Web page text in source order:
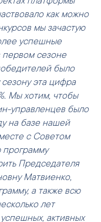
как можно
мы зачастую
успешные
первом сезоне
было
сезону эта цифра
Мы хотим, чтобы
управленцев было
на базе нашей
с Советом
программу
Председателя
Матвиенко,
а также всю
лет
активных